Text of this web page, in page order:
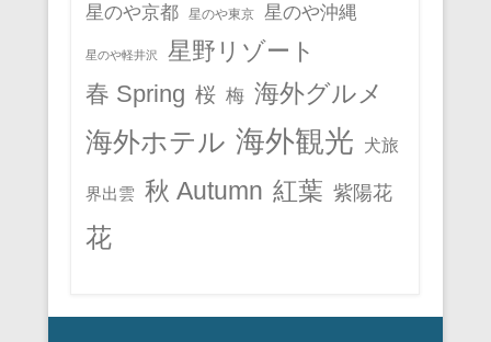
星のや京都 星のや東京 星のや沖縄
星のや軽井沢
星野リゾート
春 Spring 桜 梅 海外グルメ
海外ホテル 海外観光 犬旅
界出雲 秋 Autumn 紅葉 紫陽花
花